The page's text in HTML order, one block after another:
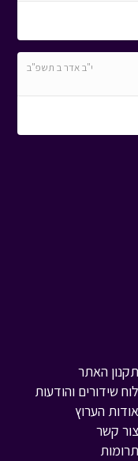
י"ב אדר ב תשפ"ב
תקנון האתר
לוח שידורים והודעות
אודות הערוץ
צור קשר
תרומות